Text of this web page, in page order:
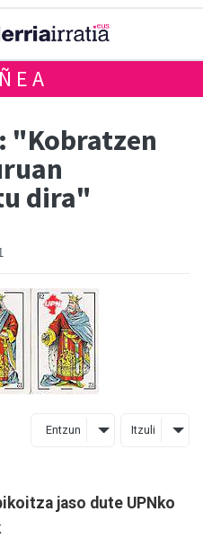
"Kobratzen
dira"
Entzun Itzuli
jaso dute UPNko